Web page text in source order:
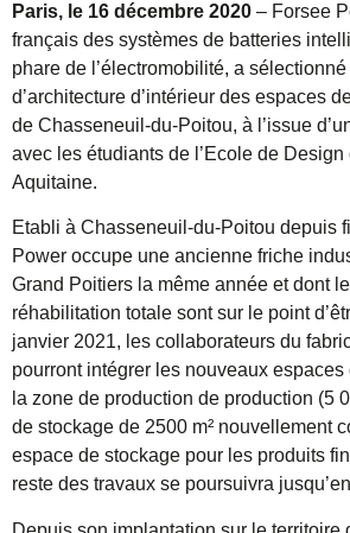
Paris, le 16 décembre 2020 – Forsee
français des systèmes de batteries
phare de l’électromobilité, a
d’architecture d’intérieur des espaces
de Chasseneuil-du-Poitou, à l’issue
avec les étudiants de l’Ecole de
Aquitaine.
Etabli à Chasseneuil-du-Poitou depuis
Power occupe une ancienne friche
Grand Poitiers la même année et dont
réhabilitation totale sont sur le point
janvier 2021, les collaborateurs du
pourront intégrer les nouveaux
la zone de production de production (5
de stockage de 2500 m² nouvellement
espace de stockage pour les produits
reste des travaux se poursuivra